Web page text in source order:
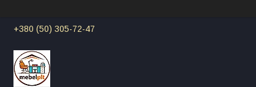
+380 (50) 305-72-47